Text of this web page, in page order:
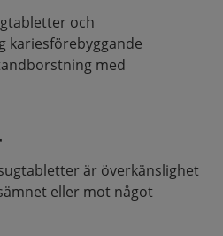
och
kariesförebyggande
med
är överkänslighet
eller mot något